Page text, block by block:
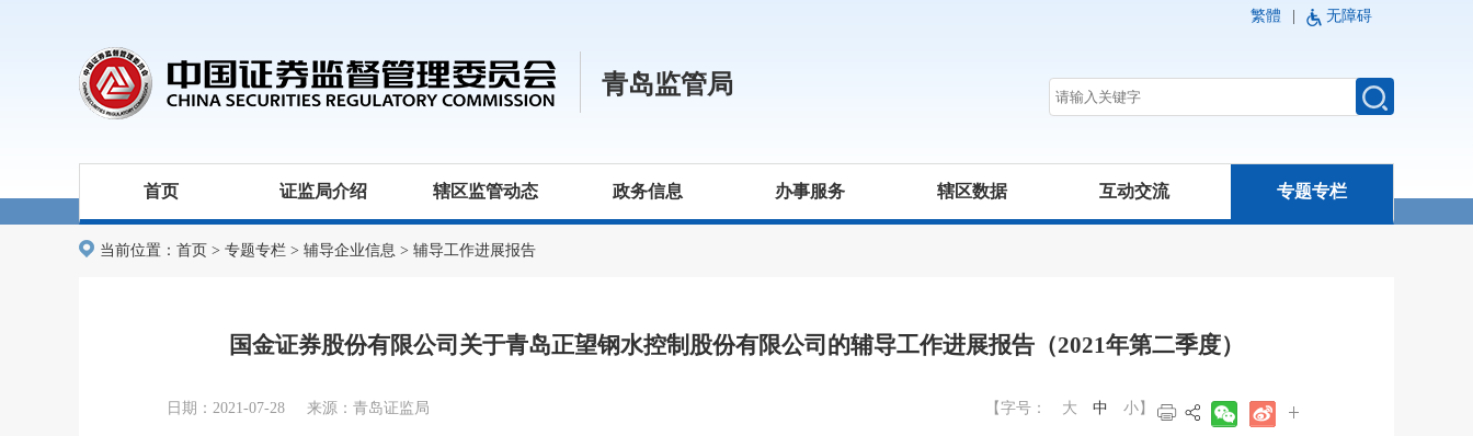
繁體 无障碍
青岛监管局
首页 证监局介绍 辖区监管动态 政务信息 办事服务 辖区数据 互动交流 专题专栏
当前位置： 首页 > 专题专栏 > 辅导企业信息 > 辅导工作进展报告
国金证券股份有限公司关于青岛正望钢水控制股份有限公司的辅导工作进展报告（2021年第二季度）
日期：2021-07-28 来源：青岛证监局 【字号： 大 中 小 】